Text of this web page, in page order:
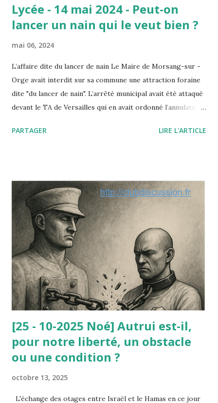
Lycée - 14 mai 2024 - Peut-on
lancer un nain qui le veut bien ?
mai 06, 2024
L’affaire dite du lancer de nain Le Maire de Morsang-sur -
Orge avait interdit sur sa commune une attraction foraine
dite "du lancer de nain". L’arrêté municipal avait été attaqué
devant le TA de Versailles qui en avait ordonné l’annulation.
en insérant la dignité de la personne humaine à la liste des
de ces principes dégagés par la jurisprudence
administrative ou constitutionnelle. Le paradoxe de cette
affaire est le suivant : le nain était parfaitement consentant
et c’est sa dignité qu’il mettait en avant à l’appui de sa
requête contre l’arrêté municipal : selon lui, ce travail lui
avait redonné sa dignité (avant il vivait du RMI). Or, le
Conseil d’État ne lui a pas donné raison : à la dignité
invoquée par le nain, il a été opposé la d...
PARTAGER LIRE L'ARTICLE
[25 - 10-2025 Noé] Autrui est-il,
pour notre liberté, un obstacle
ou une condition ?
octobre 13, 2025
L'échange des otages entre Israël et le Hamas en ce jour